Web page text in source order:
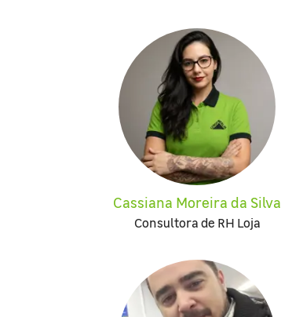
Cassiana Moreira da Silva
Consultora de RH Loja